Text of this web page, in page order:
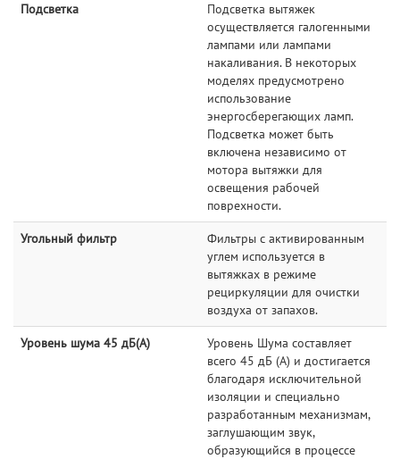
Подсветка
Подсветка вытяжек
осуществляется галогенными
лампами или лампами
накаливания. В некоторых
моделях предусмотрено
использование
энергосберегающих ламп.
Подсветка может быть
включена независимо от
мотора вытяжки для
освещения рабочей
поврехности.
Угольный фильтр
Фильтры с активированным
углем используется в
вытяжках в режиме
рециркуляции для очистки
воздуха от запахов.
Уровень шума 45 дБ(А)
Уровень Шума составляет
всего 45 дБ (А) и достигается
благодаря исключительной
изоляции и специально
разработанным механизмам,
заглушающим звук,
образующийся в процессе